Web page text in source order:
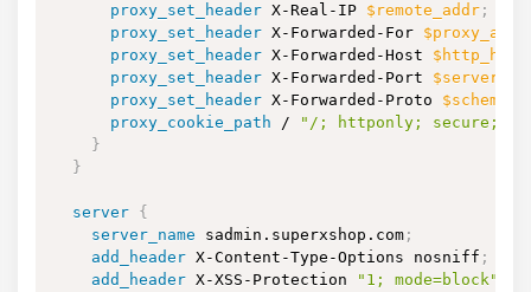
proxy_set_header X-Real-IP $remote_addr ;
proxy_set_header X-Forwarded-For
proxy_set_header X-Forwarded-Host $http_host
proxy_set_header X-Forwarded-Port
proxy_set_header X-Forwarded-Proto $scheme
proxy_cookie_path /
"/; httponly; secure;
}
}
server {
server_name sadmin.superxshop.com ;
add_header X-Content-Type-Options nosniff ;
add_header X-XSS-Protection "1; mode=block"